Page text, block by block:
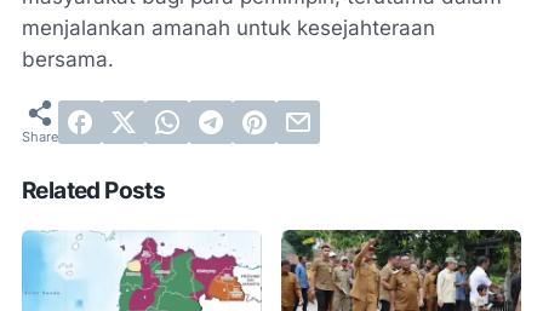
menjalankan amanah untuk kesejahteraan
bersama.
Related Posts